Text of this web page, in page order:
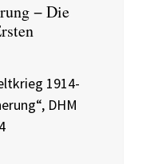
− Die
1914-
DHM